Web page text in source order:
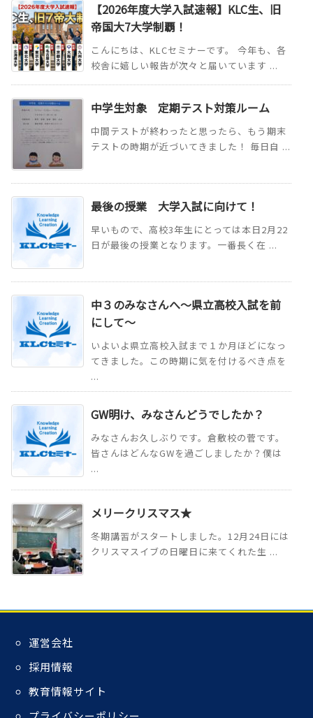
【2026年度大学入試速報】KLC生、旧
帝国大7大学制覇！
こんにちは、KLCセミナーです。 今年も、各
校舎に嬉しい報告が次々と届いています ...
中学生対象 定期テスト対策ルーム
中間テストが終わったと思ったら、もう期末
テストの時期が近づいてきました！ 毎日自 ...
最後の授業 大学入試に向けて！
早いもので、高校3年生にとっては本日2月22
日が最後の授業となります。一番長く在 ...
中３のみなさんへ～県立高校入試を前
にして～
いよいよ県立高校入試まで１か月ほどになっ
てきました。この時期に気を付けるべき点を
...
GW明け、みなさんどうでしたか？
みなさんお久しぶりです。倉敷校の菅です。
皆さんはどんなGWを過ごしましたか？僕は
...
メリークリスマス★
冬期講習がスタートしました。12月24日には
クリスマスイブの日曜日に来てくれた生 ...
運営会社
採用情報
教育情報サイト